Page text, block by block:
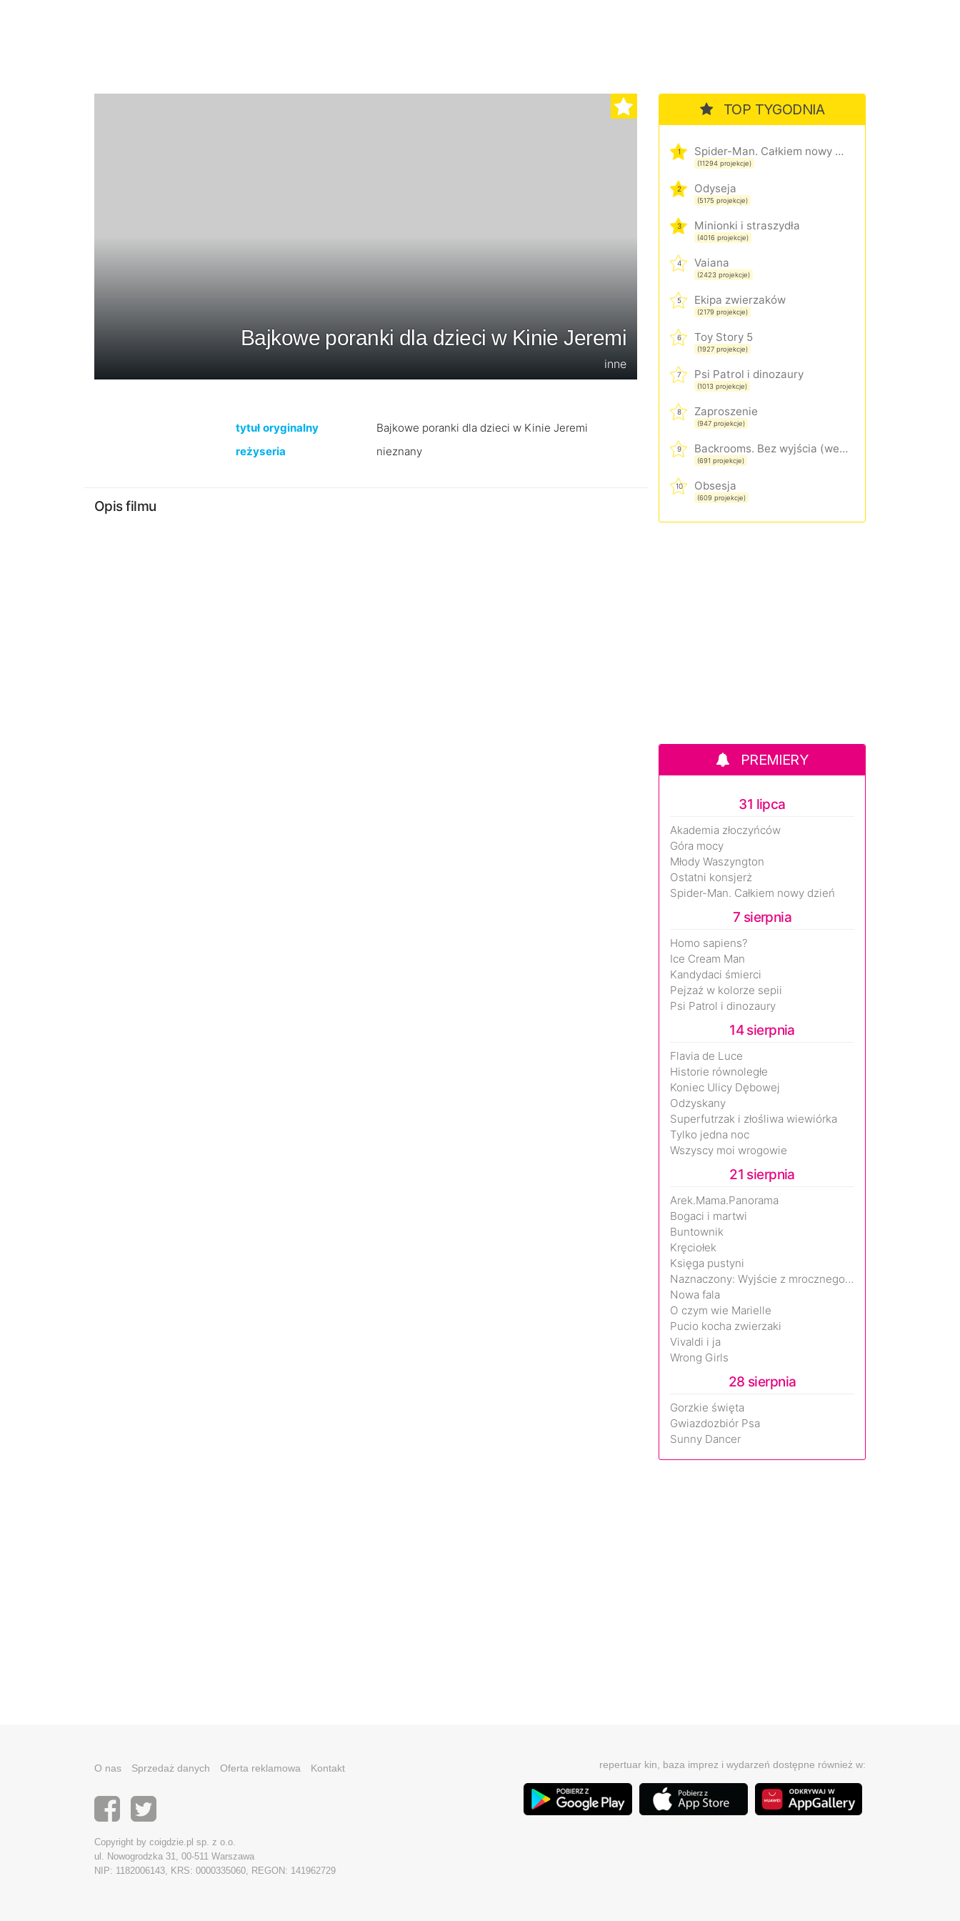
Bajkowe poranki dla dzieci w Kinie Jeremi
inne
tytuł oryginalny
Bajkowe poranki dla dzieci w Kinie Jeremi
reżyseria
nieznany
Opis filmu
TOP TYGODNIA
1 Spider-Man. Całkiem nowy dzień
(11294 projekcje)
2 Odyseja
(5175 projekcje)
3 Minionki i straszydła
(4016 projekcje)
4 Vaiana
(2423 projekcje)
5 Ekipa zwierzaków
(2179 projekcje)
6 Toy Story 5
(1927 projekcje)
7 Psi Patrol i dinozaury
(1013 projekcje)
8 Zaproszenie
(947 projekcje)
9 Backrooms. Bez wyjścia (wersja rozszerzona)
(691 projekcje)
10 Obsesja
(609 projekcje)
PREMIERY
31 lipca
Akademia złoczyńców
Góra mocy
Młody Waszyngton
Ostatni konsjerż
Spider-Man. Całkiem nowy dzień
7 sierpnia
Homo sapiens?
Ice Cream Man
Kandydaci śmierci
Pejzaż w kolorze sepii
Psi Patrol i dinozaury
14 sierpnia
Flavia de Luce
Historie równoległe
Koniec Ulicy Dębowej
Odzyskany
Superfutrzak i złośliwa wiewiórka
Tylko jedna noc
Wszyscy moi wrogowie
21 sierpnia
Arek.Mama.Panorama
Bogaci i martwi
Buntownik
Kręciołek
Księga pustyni
Naznaczony: Wyjście z mrocznego wymiaru
Nowa fala
O czym wie Marielle
Pucio kocha zwierzaki
Vivaldi i ja
Wrong Girls
28 sierpnia
Gorzkie święta
Gwiazdozbiór Psa
Sunny Dancer
O nas Sprzedaż danych Oferta reklamowa Kontakt
Copyright by coigdzie.pl sp. z o.o.
ul. Nowogrodzka 31, 00-511 Warszawa
NIP: 1182006143, KRS: 0000335060, REGON: 141962729
repertuar kin, baza imprez i wydarzeń dostępne również w: